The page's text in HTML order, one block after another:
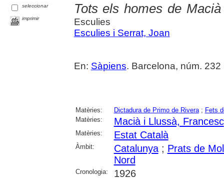
seleccionar
imprimir
Tots els homes de
Esculies
Esculies i Serrat, Joan
En: Sàpiens. Barcelona, núm.
Matèries: Dictadura de Primo de Rivera; Fets
Matèries:
Macià i Llussà, Francesc
Matèries: Estat Català
Àmbit: Catalunya; Prats de
Nord
Cronologia: 1926